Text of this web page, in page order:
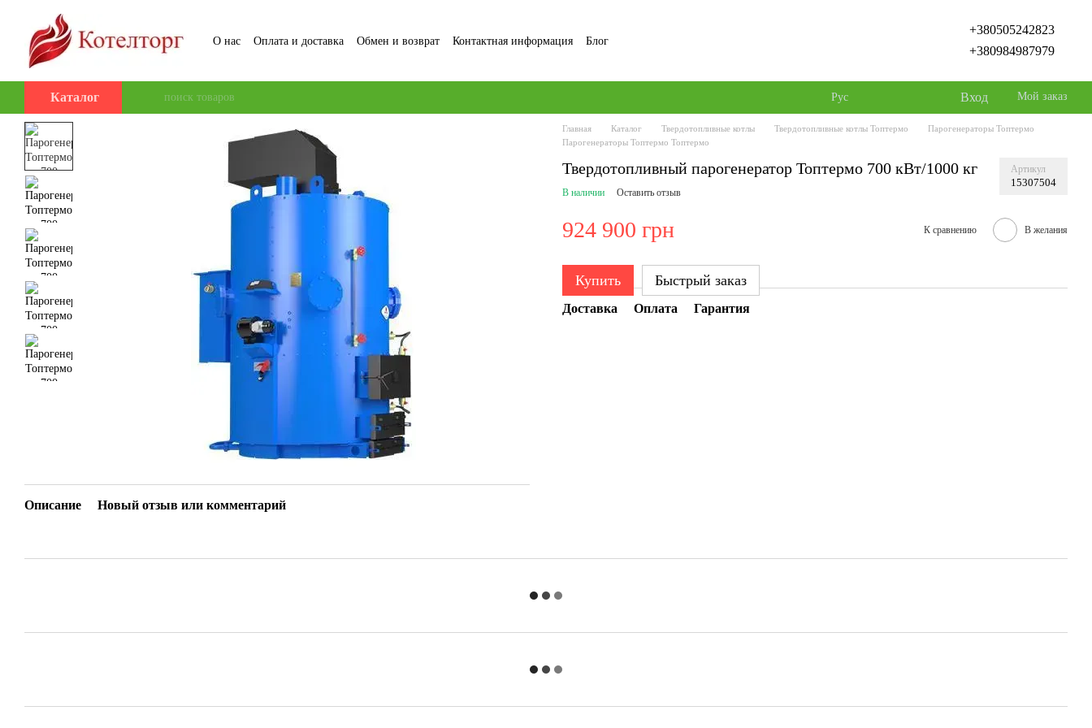
Перейти к основному контенту
О нас Оплата и доставка Обмен и возврат Контактная информация
Блог
+380505242823
+380984987979
Каталог Рус Вход Мой заказ
Описание Новый отзыв или комментарий
Главная Каталог Твердотопливные котлы Твердотопливные котлы Топтермо
Парогенераторы Топтермо
Парогенераторы Топтермо Топтермо
Твердотопливный парогенератор Топтермо 700 кВт/1000 кг Артикул
15307504
В наличии Оставить отзыв
924 900 грн К сравнению В желания
Купить Быстрый заказ
Доставка Оплата Гарантия